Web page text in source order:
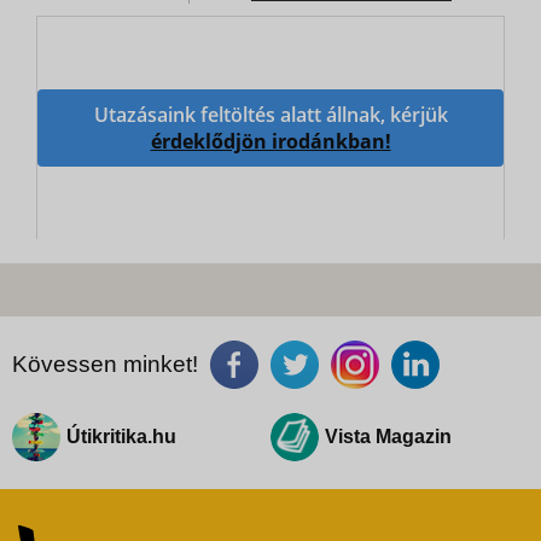
Utazásaink feltöltés alatt állnak, kérjük
érdeklődjön irodánkban!
Kövessen minket!
Útikritika.hu Vista Magazin